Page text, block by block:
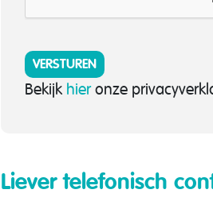
Bekijk hieronze
Liever telefonisch